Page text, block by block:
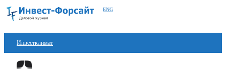
ENG
Инвестклимат
Финансы